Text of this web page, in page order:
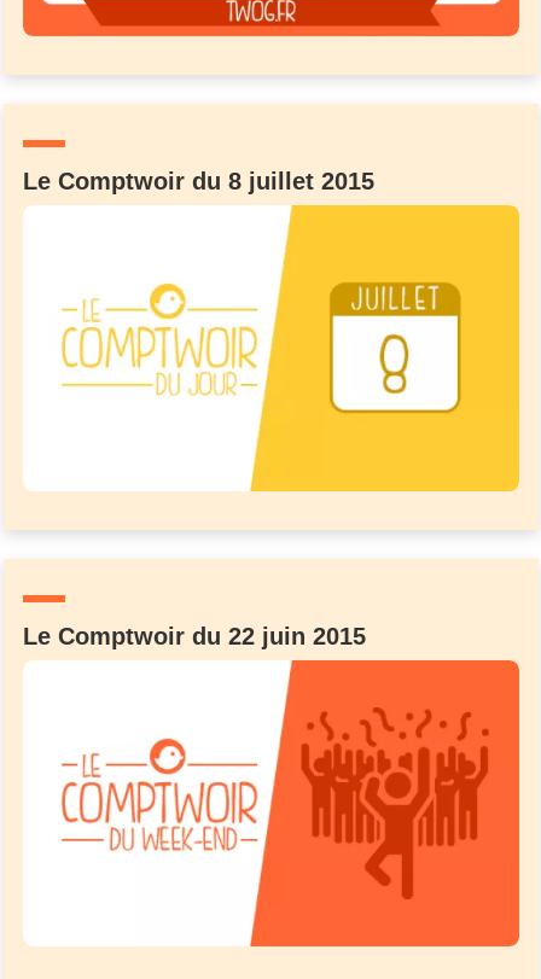
Le Comptwoir du 8 juillet 2015
Le Comptwoir du 22 juin 2015